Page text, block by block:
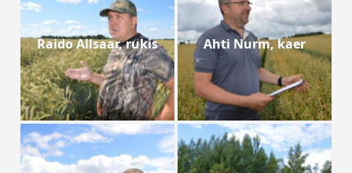
Raido Allsaar, rukis Ahti Nurm, kaer